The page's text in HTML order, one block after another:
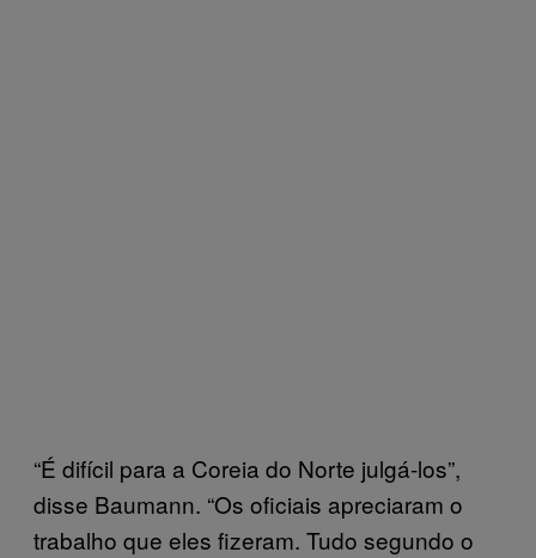
“É difícil para a Coreia do Norte julgá-los”,
disse Baumann. “Os oficiais apreciaram o
trabalho que eles fizeram. Tudo segundo o